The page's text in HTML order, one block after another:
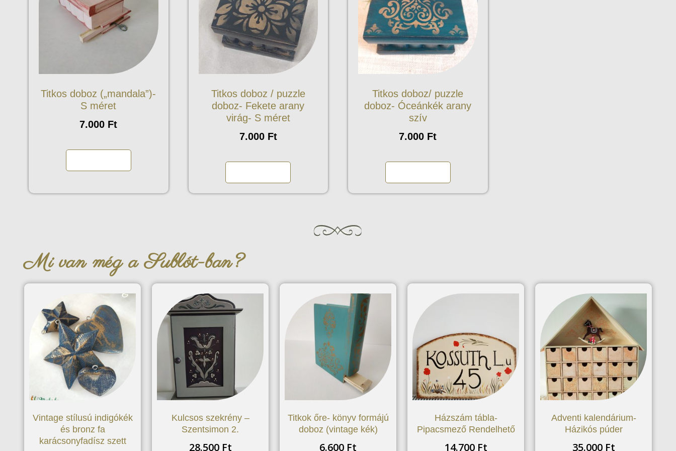
Titkos doboz („mandala”)-
S méret
7.000 Ft
Titkos doboz / puzzle
doboz- Fekete arany
virág- S méret
7.000 Ft
Titkos doboz/ puzzle
doboz- Óceánkék arany
szív
7.000 Ft
Mi van még a Sublót-ban?
Vintage stílusú indigókék
és bronz fa
karácsonyfadísz szett
Kulcsos szekrény –
Szentsimon 2.
28.500 Ft
Titkok őre- könyv formájú
doboz (vintage kék)
6.600 Ft
Házszám tábla-
Pipacsmező Rendelhető
14.700 Ft
Adventi kalendárium-
Házikós púder
35.000 Ft